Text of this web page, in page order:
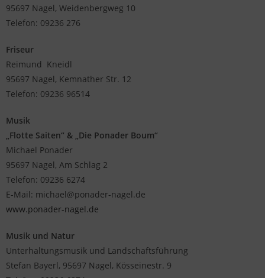
95697 Nagel, Weidenbergweg 10
Telefon: 09236 276
Friseur
Reimund Kneidl
95697 Nagel, Kemnather Str. 12
Telefon: 09236 96514
Musik
„Flotte Saiten“ & „Die Ponader Boum“
Michael Ponader
95697 Nagel, Am Schlag 2
Telefon: 09236 6274
E-Mail: michael@ponader-nagel.de
www.ponader-nagel.de
Musik und Natur
Unterhaltungsmusik und Landschaftsführung
Stefan Bayerl, 95697 Nagel, Kösseinestr. 9